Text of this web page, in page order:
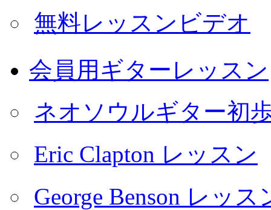
無料レッスンビデオ
会員用ギターレッスン
ネオソウルギター初
Eric Clapton レッスン
George Benson レッス